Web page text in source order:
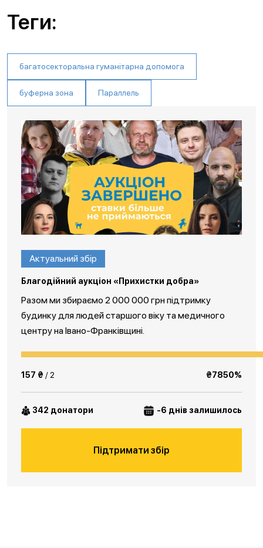
Теги:
багатосекторальна гуманітарна допомога
буферна зона Параллель
Актуальний збір
Благодійний аукціон «Прихистки добра»
Разом ми збираємо 2 000 000 грн підтримку
будинку для людей старшого віку та медичного
центру на Івано-Франківщині.
157 ₴ / 2 ₴7850%
342 донатори -6 днів залишилось
Підтримати збір